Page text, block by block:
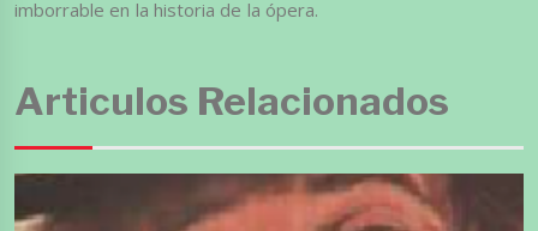
imborrable en la historia de la ópera.
Articulos Relacionados